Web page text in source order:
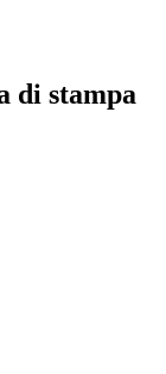
di stampa